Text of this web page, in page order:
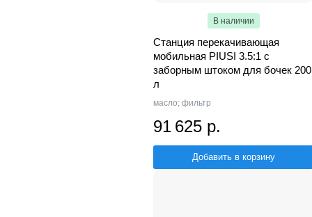
В наличии
Станция перекачивающая
мобильная PIUSI 3.5:1 с
заборным штоком для бочек 200
л
масло; фильтр
91 625 р.
Добавить в корзину